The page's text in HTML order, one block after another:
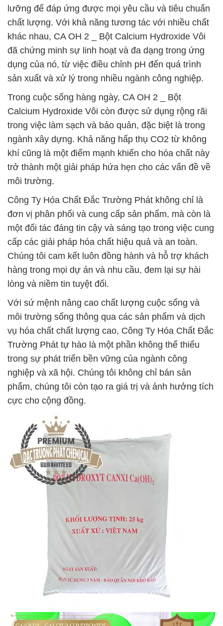
lưỡng để đáp ứng được mọi yêu cầu và tiêu chuẩn
chất lượng. Với khả năng tương tác với nhiều chất
khác nhau, CA OH 2 _ Bột Calcium Hydroxide Vôi
đã chứng minh sự linh hoạt và đa dạng trong ứng
dụng của nó, từ việc điều chỉnh pH đến quá trình
sản xuất và xử lý trong nhiều ngành công nghiệp.
Trong cuộc sống hàng ngày, CA OH 2 _ Bột
Calcium Hydroxide Vôi còn được sử dụng rộng rãi
trong việc làm sạch và bảo quản, đặc biệt là trong
ngành xây dựng. Khả năng hấp thụ CO2 từ không
khí cũng là một điểm mạnh khiến cho hóa chất này
trở thành một giải pháp hứa hẹn cho các vấn đề về
môi trường.
Công Ty Hóa Chất Đắc Trường Phát không chỉ là
đơn vị phân phối và cung cấp sản phẩm, mà còn là
một đối tác đáng tin cậy và sáng tạo trong việc cung
cấp các giải pháp hóa chất hiệu quả và an toàn.
Chúng tôi cam kết luôn đồng hành và hỗ trợ khách
hàng trong mọi dự án và nhu cầu, đem lại sự hài
lòng và niềm tin tuyệt đối.
Với sứ mệnh nâng cao chất lượng cuộc sống và
môi trường sống thông qua các sản phẩm và dịch
vụ hóa chất chất lượng cao, Công Ty Hóa Chất Đắc
Trường Phát tự hào là một phần không thể thiếu
trong sự phát triển bền vững của ngành công
nghiệp và xã hội. Chúng tôi không chỉ bán sản
phẩm, chúng tôi còn tạo ra giá trị và ảnh hưởng tích
cực cho cộng đồng.